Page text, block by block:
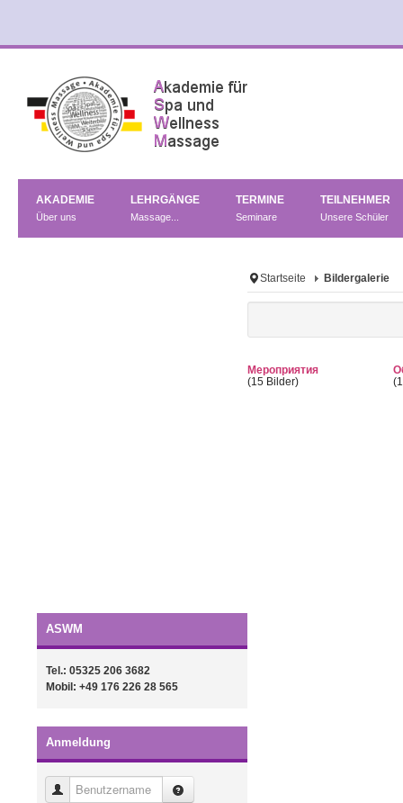
AKADEMIE
Über uns
LEHRGÄNGE
Massage...
TERMINE
Seminare
TEILNEHMER
Unsere Schüler
Startseite Bildergalerie
Мероприятия
(15 Bilder)
ASWM
Tel.: 05325 206 3682
Mobil: +49 176 226 28 565
Anmeldung
Benutzername